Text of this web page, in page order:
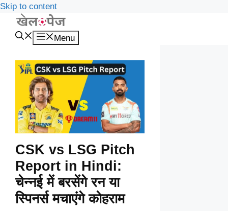
Skip to content
Menu
CSK vs LSG Pitch
Report in Hindi:
चेन्नई में बरसेंगे रन या
स्पिनर्स मचाएंगे कोहराम